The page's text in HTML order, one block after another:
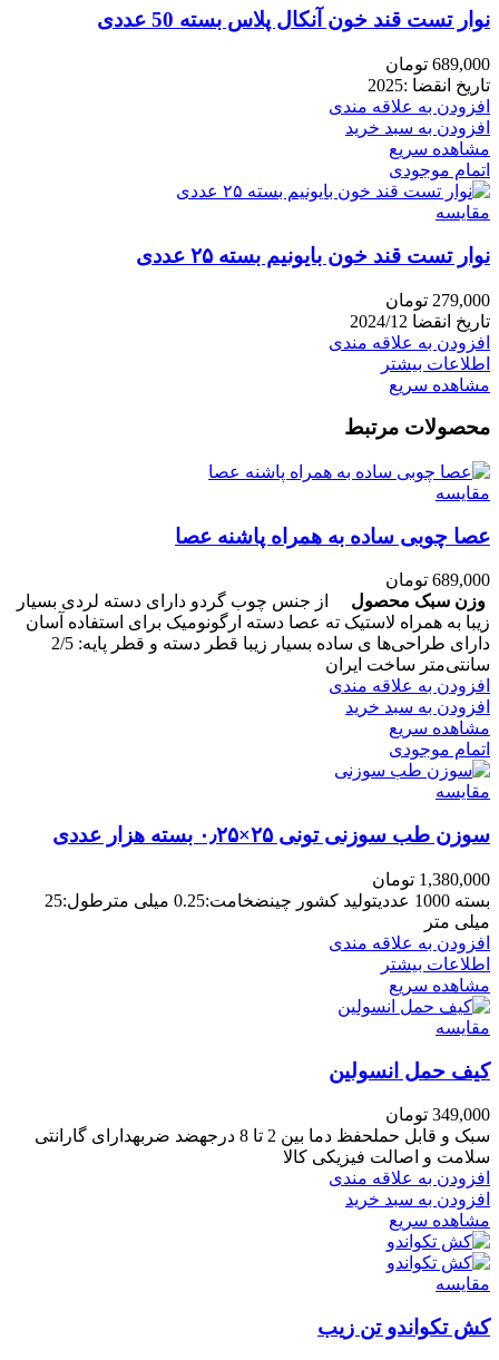
نوار تست قند خون آنکال پلاس بسته 50 عددی
689,000 تومان
تاریخ انقضا :2025
افزودن به علاقه مندی
افزودن به سبد خرید
مشاهده سریع
اتمام موجودی
مقایسه
نوار تست قند خون بایونیم بسته ۲۵ عددی
279,000 تومان
تاریخ انقضا 2024/12
افزودن به علاقه مندی
اطلاعات بیشتر
مشاهده سریع
محصولات مرتبط
مقایسه
عصا چوبی ساده به همراه پاشنه عصا
689,000 تومان
وزن سبک محصول
از جنس چوب گردو دارای دسته لردی بسیار
زیبا به همراه لاستیک ته عصا دسته ارگونومیک برای استفاده آسان
دارای طراحی‌ها ی ساده بسیار زیبا قطر دسته و قطر پایه: 2/5
سانتی‌متر ساخت ایران
افزودن به علاقه مندی
افزودن به سبد خرید
مشاهده سریع
اتمام موجودی
مقایسه
سوزن طب سوزنی تونی ۲۵×۰٫۲۵ بسته هزار عددی
1,380,000 تومان
بسته 1000 عددیتولید کشور چینضخامت:0.25 میلی مترطول:25
میلی متر
افزودن به علاقه مندی
اطلاعات بیشتر
مشاهده سریع
مقایسه
کیف حمل انسولین
349,000 تومان
سبک و قابل حملحفظ دما بین 2 تا 8 درجهضد ضربهدارای گارانتی
سلامت و اصالت فیزیکی کالا
افزودن به علاقه مندی
افزودن به سبد خرید
مشاهده سریع
مقایسه
کش تکواندو تن زیب